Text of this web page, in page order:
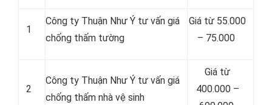
1
Công ty Thuận Như Ý tư vấn giá
chống thấm tường
Giá từ 55.000
– 75.000
2
Công ty Thuận Như Ý tư vấn giá
chống thấm nhà vệ sinh
Giá từ
400.000 –